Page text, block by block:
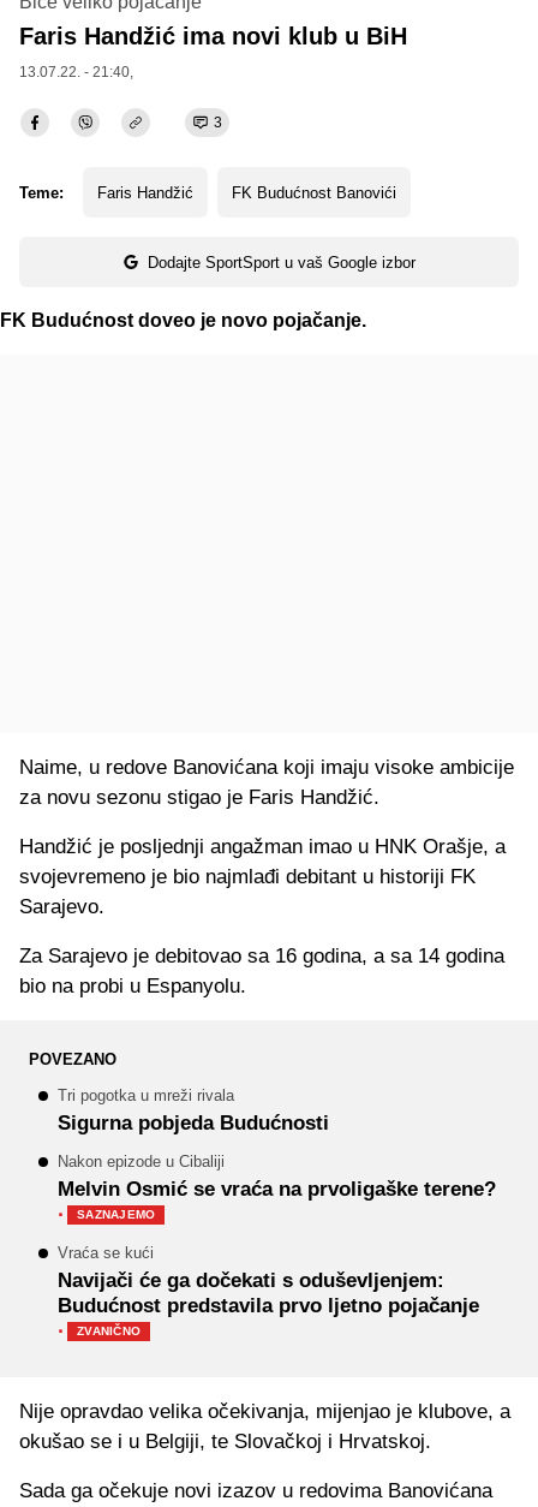
Faris Handžić ima novi klub u BiH
13.07.22. - 21:40,
3
Teme: Faris Handžić FK Budućnost Banovići
Dodajte SportSport u vaš Google izbor
FK Budućnost doveo je novo pojačanje.
Naime, u redove Banovićana koji imaju visoke ambicije
za novu sezonu stigao je Faris Handžić.
Handžić je posljednji angažman imao u HNK Orašje, a
svojevremeno je bio najmlađi debitant u historiji FK
Sarajevo.
Za Sarajevo je debitovao sa 16 godina, a sa 14 godina
bio na probi u Espanyolu.
POVEZANO
Tri pogotka u mreži rivala
Sigurna pobjeda Budućnosti
Nakon epizode u Cibaliji
Melvin Osmić se vraća na prvoligaške terene?
· SAZNAJEMO
Vraća se kući
Navijači će ga dočekati s oduševljenjem:
Budućnost predstavila prvo ljetno pojačanje
· ZVANIČNO
Nije opravdao velika očekivanja, mijenjao je klubove, a
okušao se i u Belgiji, te Slovačkoj i Hrvatskoj.
Sada ga očekuje novi izazov u redovima Banovićana